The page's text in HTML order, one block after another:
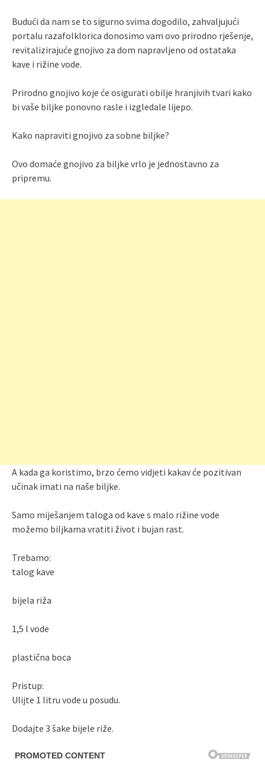
Budući da nam se to sigurno svima dogodilo, zahvaljujući
portalu razafolklorica donosimo vam ovo prirodno rješenje,
revitalizirajuće gnojivo za dom napravljeno od ostataka
kave i rižine vode.
Prirodno gnojivo koje će osigurati obilje hranjivih tvari kako
bi vaše biljke ponovno rasle i izgledale lijepo.
Kako napraviti gnojivo za sobne biljke?
Ovo domaće gnojivo za biljke vrlo je jednostavno za
pripremu.
A kada ga koristimo, brzo ćemo vidjeti kakav će pozitivan
učinak imati na naše biljke.
Samo miješanjem taloga od kave s malo rižine vode
možemo biljkama vratiti život i bujan rast.
Trebamo:
talog kave
bijela riža
1,5 l vode
plastična boca
Pristup:
Ulijte 1 litru vode u posudu.
Dodajte 3 šake bijele riže.